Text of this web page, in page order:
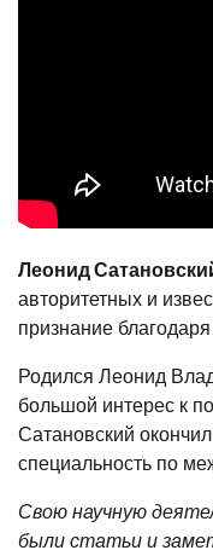
Леонид
авторитетных и
признание
Родился Леонид
большой интерес к
Сатановский
специальность по
Свою научную
были статьи и